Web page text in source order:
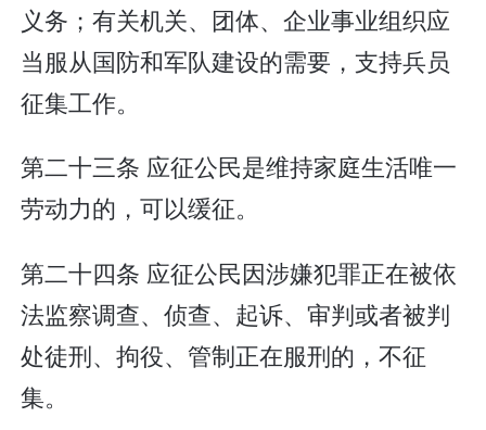
义务；有关机关、团体、企业事业组织应
当服从国防和军队建设的需要，支持兵员
征集工作。
第二十三条 应征公民是维持家庭生活唯一
劳动力的，可以缓征。
第二十四条 应征公民因涉嫌犯罪正在被依
法监察调查、侦查、起诉、审判或者被判
处徒刑、拘役、管制正在服刑的，不征
集。